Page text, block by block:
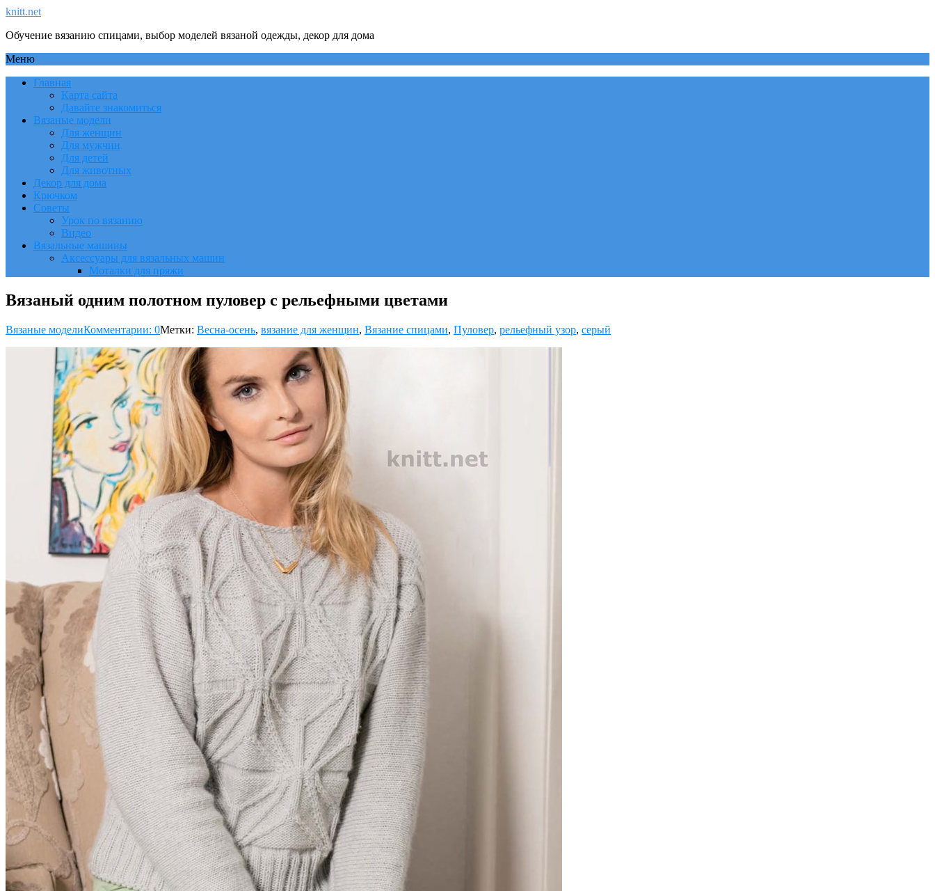
knitt.net
Обучение вязанию спицами, выбор моделей вязаной одежды, декор для дома
Меню
Главная
Карта сайта
Давайте знакомиться
Вязаные модели
Для женщин
Для мужчин
Для детей
Для животных
Декор для дома
Крючком
Советы
Урок по вязанию
Видео
Вязальные машины
Аксессуары для вязальных машин
Моталки для пряжи
Вязаный одним полотном пуловер с рельефными цветами
Вязаные моделиКомментарии: 0Метки: Весна-осень, вязание для женщин, Вязание спицами, Пуловер, рельефный узор, серый